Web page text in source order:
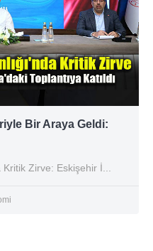
Bir Araya Geldi:
Kritik Zirve: Eskişehir İ...